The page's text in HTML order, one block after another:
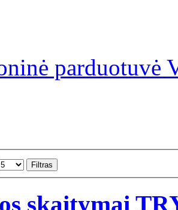
parduotuvė
Filtras
skaitymai